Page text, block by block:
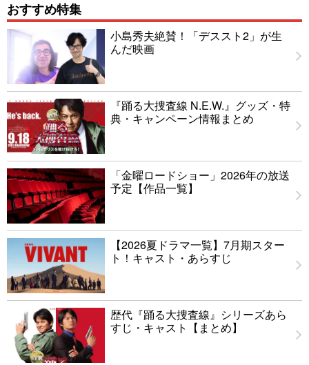
おすすめ特集
小島秀夫絶賛！「デススト2」が生
んだ映画
『踊る大捜査線 N.E.W.』グッズ・特
典・キャンペーン情報まとめ
「金曜ロードショー」2026年の放送
予定【作品一覧】
【2026夏ドラマ一覧】7月期スター
ト！キャスト・あらすじ
歴代『踊る大捜査線』シリーズあら
すじ・キャスト【まとめ】